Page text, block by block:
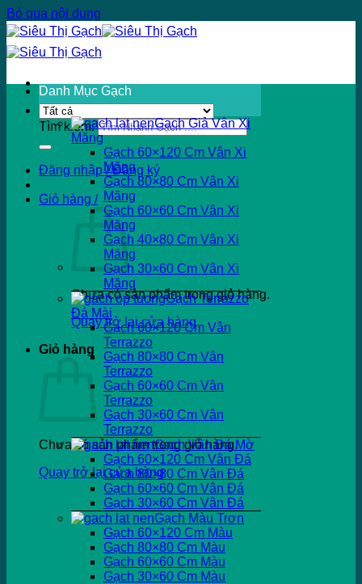
Bỏ qua nội dung
Tìm kiếm:
Đăng nhập / Đăng ký
Giỏ hàng /
Chưa có sản phẩm trong giỏ hàng.
Quay trở lại cửa hàng
Giỏ hàng
Chưa có sản phẩm trong giỏ hàng.
Quay trở lại cửa hàng
Danh Mục Gạch
Gạch Giả Vân Xi
Măng
Gạch 60×120 Cm Vân Xi
Măng
Gạch 80×80 Cm Vân Xi
Măng
Gạch 60×60 Cm Vân Xi
Măng
Gạch 40×80 Cm Vân Xi
Măng
Gạch 30×60 Cm Vân Xi
Măng
Gạch Terrazzo
Đá Mài
Gạch 60×120 Cm Vân
Terrazzo
Gạch 80×80 Cm Vân
Terrazzo
Gạch 60×60 Cm Vân
Terrazzo
Gạch 30×60 Cm Vân
Terrazzo
Gạch Vân Đá Mờ
Gạch 60×120 Cm Vân Đá
Gạch 80×80 Cm Vân Đá
Gạch 60×60 Cm Vân Đá
Gạch 30×60 Cm Vân Đá
Gạch Màu Trơn
Gạch 60×120 Cm Màu
Gạch 80×80 Cm Màu
Gạch 60×60 Cm Màu
Gạch 30×60 Cm Màu